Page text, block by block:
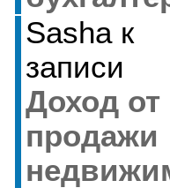
Sashaк
записи
Доход от
продажи